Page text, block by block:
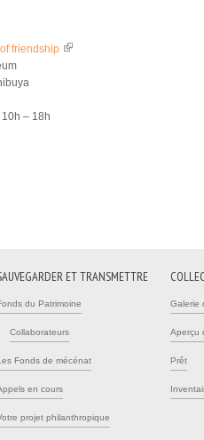
friendship (link is external)
– 18h
ET TRANSMETTRE
du Patrimoine
Collaborateurs
Fonds de mécénat
en cours
projet philanthropique
Galerie
Aperçu
Prêt